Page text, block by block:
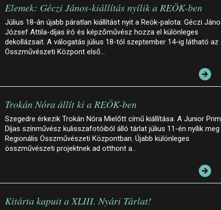
Elemek: Géczi János-kiállítás nyílik a REÖK-ben
Július 18-án újabb páratlan kiállítást nyit a Reök-palota: Géczi
József Attila-díjas író és képzőművész hozza el különleges
dekollázsait. A válogatás július 18-tól szeptember 14-ig látható az
Összművészeti Központ első…
Trokán Nóra állít ki a REÖK-ben
Szegedre érkezik Trokán Nóra Mielőtt című kiállítása. A Junior
Díjas színművész kulisszafotóiból álló tárlat július 11-én nyílik meg
Regionális Összművészeti Központban. Újabb különleges
összművészeti projektnek ad otthont a…
Kitárta kapuit a XLIII. Nyári Tárlat!